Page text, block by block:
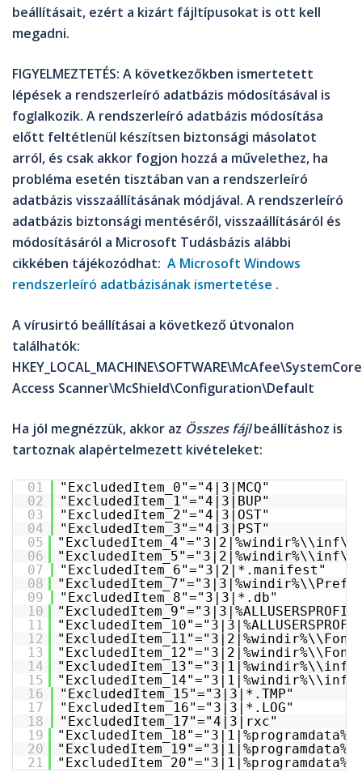
beállításait, ezért a kizárt fájltípusokat is ott kell
megadni.
FIGYELMEZTETÉS: A következőkben ismertetett
lépések a rendszerleíró adatbázis módosításával is
foglalkozik. A rendszerleíró adatbázis módosítása
előtt feltétlenül készítsen biztonsági másolatot
arról, és csak akkor fogjon hozzá a művelethez, ha
probléma esetén tisztában van a rendszerleíró
adatbázis visszaállításának módjával. A rendszerleíró
adatbázis biztonsági mentéséről, visszaállításáról és
módosításáról a Microsoft Tudásbázis alábbi
cikkében tájékozódhat: A Microsoft Windows
rendszerleíró adatbázisának ismertetése .
A vírusirtó beállításai a következő útvonalon
találhatók:
Access Scanner\McShield\Configuration\Default
Ha jól megnézzük, akkor az Összes fájlbeállításhoz is
tartoznak alapértelmezett kivételeket:
01
"ExcludedItem_0"="4|3|MCQ"
02
"ExcludedItem_1"="4|3|BUP"
03
"ExcludedItem_2"="4|3|OST"
04
"ExcludedItem_3"="4|3|PST"
05
06
07
"ExcludedItem_6"="3|2|*.manifest"
08
09
"ExcludedItem_8"="3|3|*.db"
10
11
12
13
14
15
16
"ExcludedItem_15"="3|3|*.TMP"
17
"ExcludedItem_16"="3|3|*.LOG"
18
"ExcludedItem_17"="4|3|rxc"
19
20
21